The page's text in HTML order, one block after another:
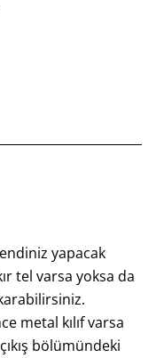
yapacak
tel varsa yoksa da
metal kılıf varsa
bölümündeki